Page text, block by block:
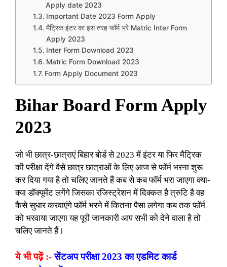
Apply date 2023
Important Date 2023 Form Apply
मैट्रिक इंटर का इस तरह फॉर्म भरे Matric Inter Form
Apply 2023
Inter Form Download 2023
Matric Form Download 2023
Form Apply Document 2023
Bihar Board Form Apply
2023
जो भी छात्र-छात्राएं बिहार बोर्ड से 2023 में इंटर या फिर मैट्रिक
की परीक्षा देंगे वैसे छात्र छात्राओं के लिए आज से फॉर्म भरना शुरू
कर दिया गया है तो चलिए जानते हैं कब से कब फॉर्म भरा जाएगा क्या-
क्या डॉक्यूमेंट लगेंगे जिसका रजिस्ट्रेशन में दिक्कत है त्रुटि है वह
कैसे सुधार करवाएंगे फॉर्म भरने में कितना पैसा लगेगा कब तक फॉर्म
को भरवाया जाएगा यह पूरी जानकारी आप सभी को देने वाला है तो
चलिए जानते हैं।
ये भी पढ़ें :-सेंटअप परीक्षा 2023 का एडमिट कार्ड